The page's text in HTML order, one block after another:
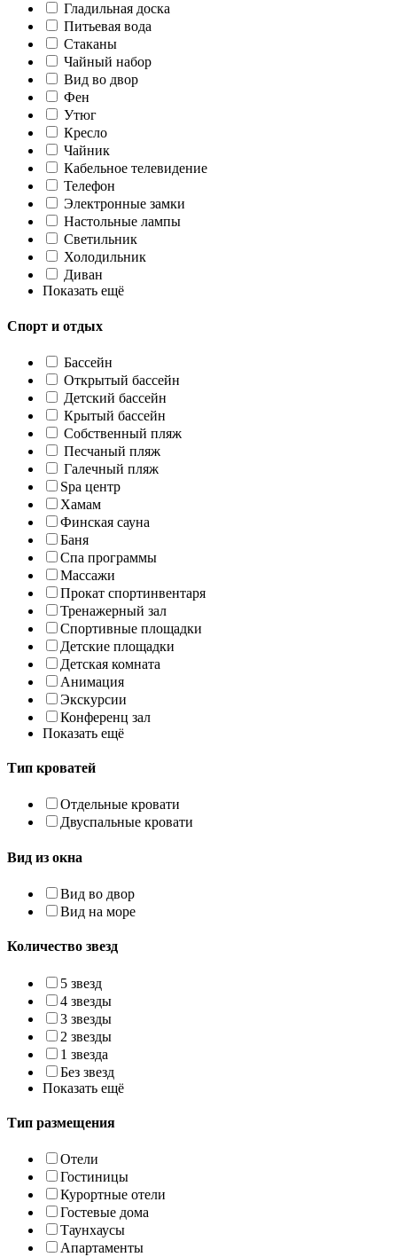
Гладильная доска
Питьевая вода
Стаканы
Чайный набор
Вид во двор
Фен
Утюг
Кресло
Чайник
Кабельное телевидение
Телефон
Электронные замки
Настольные лампы
Светильник
Холодильник
Диван
Показать ещё
Спорт и отдых
Бассейн
Открытый бассейн
Детский бассейн
Крытый бассейн
Собственный пляж
Песчаный пляж
Галечный пляж
Spa центр
Хамам
Финская сауна
Баня
Спа программы
Массажи
Прокат спортинвентаря
Тренажерный зал
Спортивные площадки
Детские площадки
Детская комната
Анимация
Экскурсии
Конференц зал
Показать ещё
Тип кроватей
Отдельные кровати
Двуспальные кровати
Вид из окна
Вид во двор
Вид на море
Количество звезд
5 звезд
4 звезды
3 звезды
2 звезды
1 звезда
Без звезд
Показать ещё
Тип размещения
Отели
Гостиницы
Курортные отели
Гостевые дома
Таунхаусы
Апартаменты